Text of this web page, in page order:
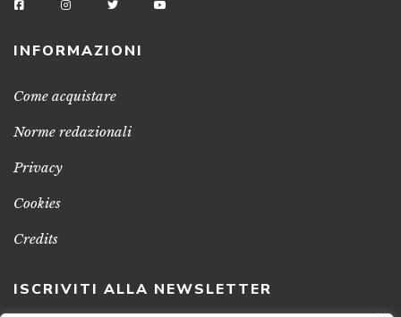
INFORMAZIONI
Come acquistare
Norme redazionali
Privacy
Cookies
Credits
ISCRIVITI ALLA NEWSLETTER